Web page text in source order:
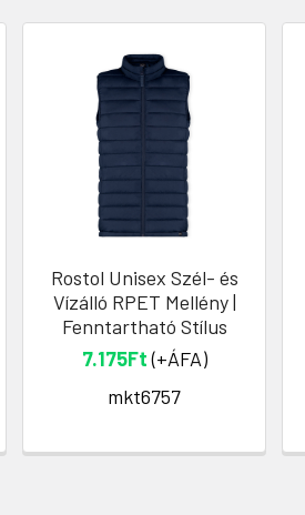
Rostol Unisex Szél- és
Vízálló RPET Mellény |
Fenntartható Stílus
7.175Ft(+ÁFA)
mkt6757